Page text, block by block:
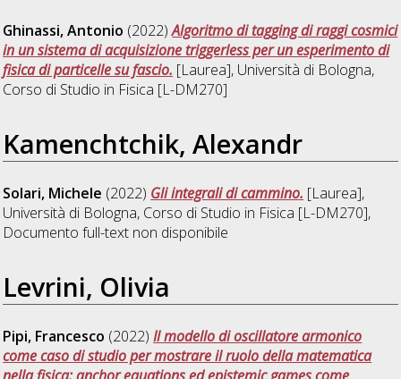
Ghinassi, Antonio (2022)Algoritmo di tagging di raggi cosmici
in un sistema di acquisizione triggerless per un esperimento di
fisica di particelle su fascio. [Laurea], Università di Bologna,
Corso di Studio in Fisica [L-DM270]
Kamenchtchik, Alexandr
Solari, Michele (2022) Gli integrali di cammino. [Laurea],
Università di Bologna, Corso di Studio in Fisica [L-DM270],
Documento full-text non disponibile
Levrini, Olivia
Pipi, Francesco (2022)Il modello di oscillatore armonico
come caso di studio per mostrare il ruolo della matematica